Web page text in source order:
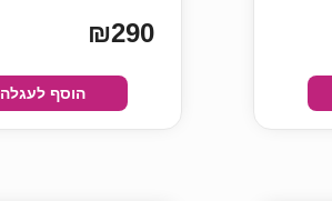
₪290
הוסף לעגלה